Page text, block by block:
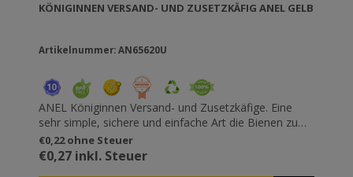
KÖNIGINNEN VERSAND- UND ZUSETZKÄFIG ANEL GELB
Artikelnummer: AN65620U
ANEL Königinnen Versand- und Zusetzkäfige. Eine
sehr simple, sichere und einfache Art die Bienen zu
transportieren und zu zusetzen. Mit einem Raum der
den Bienen ein "sicheres Gefühl" liefert. Mit
verstellbarer Freigabegeschwindigkeit. Rastet auf der
€0,22 ohne Steuer
€0,27 inkl. Steuer